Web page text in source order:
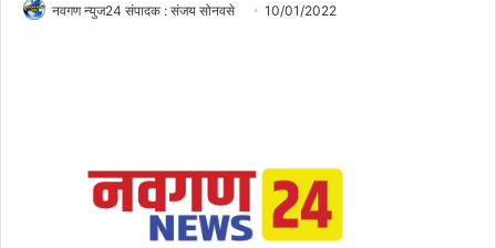
नवगण न्युज24 संपादक : संजय सोनवसे 10/01/2022